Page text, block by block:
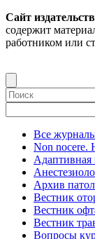
Сайт
содержит
работником или
Все
Non nocere.
Адаптивная
Архив
Вестник
Вестник
Вестник
Вопросы